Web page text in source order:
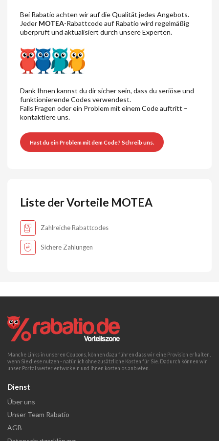
Bei Rabatio achten wir auf die Qualität jedes Angebots.
Jeder MOTEA-Rabattcode auf Rabatio wird regelmäßig
überprüft und aktualisiert durch unsere Experten.
Dank Ihnen kannst du dir sicher sein, dass du seriöse und
funktionierende Codes verwendest.
Falls Fragen oder ein Problem mit einem Code auftritt –
kontaktiere uns.
Hast du ein Problem mit dem Code? Schreib uns.
Liste der Vorteile MOTEA
Zahlreiche Rabattcodes
Sichere Zahlungen
Manche Links in unseren Coupons, können dazu führen dass wir eine Provision erhalten,
wenn Sie diese nutzen - natürlich ohne zusätzliche Kosten für Sie. Dadurch können wir
unser Portal weiter entwickeln und Ihnen kostenlos anbieten.
Dienst
Über uns
Unser Team Rabatio
AGB